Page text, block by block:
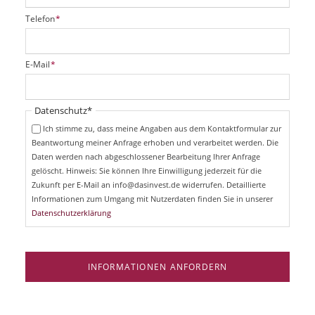
P
f
i
c
t
f
Telefon*
P
f
i
E-Mail*
Pflichtfeld
Datenschutz*
Ich stimme zu, dass meine Angaben aus dem Kontaktformular zur
Beantwortung meiner Anfrage erhoben und verarbeitet werden. Die
Daten werden nach abgeschlossener Bearbeitung Ihrer Anfrage
gelöscht. Hinweis: Sie können Ihre Einwilligung jederzeit für die
Zukunft per E-Mail an info@dasinvest.de widerrufen. Detaillierte
Informationen zum Umgang mit Nutzerdaten finden Sie in unserer
Datenschutzerklärung
INFORMATIONEN ANFORDERN